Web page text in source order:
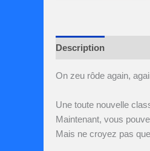
Description
On zeu rôde again,
Une toute nouvelle
Maintenant, vous
Mais ne croyez pas